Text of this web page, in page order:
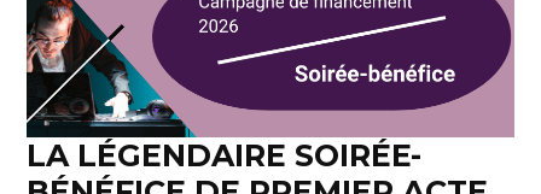
LA LÉGENDAIRE SOIRÉE-